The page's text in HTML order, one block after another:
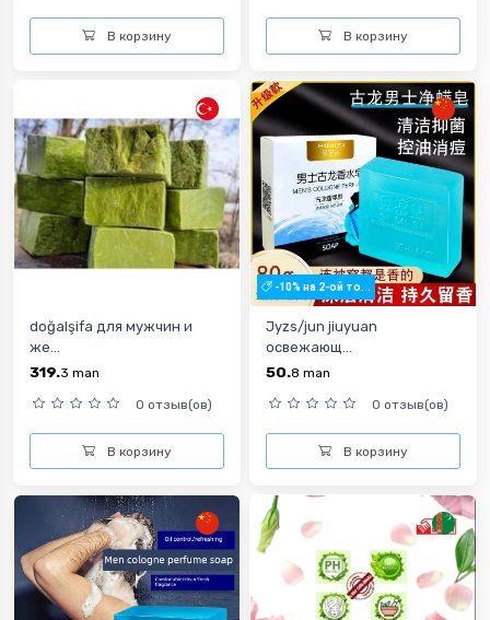
В корзину В корзину
doğalşifa для мужчин и
же...
319.3 man
0 отзыв(ов)
В корзину
-10% на 2-ой то...
Jyzs/jun jiuyuan
oсвежающ...
50.8 man
0 отзыв(ов)
В корзину